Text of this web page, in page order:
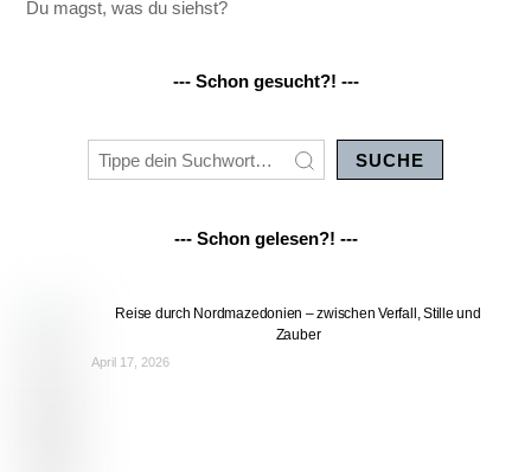
Du magst, was du siehst?
--- Schon gesucht?! ---
SUCHE
--- Schon gelesen?! ---
Reise durch Nordmazedonien – zwischen Verfall, Stille und
Zauber
April 17, 2026